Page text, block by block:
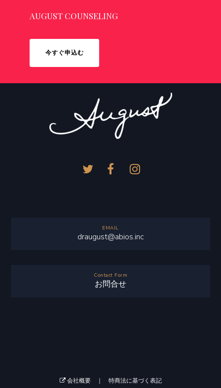
AUGUST COUNSELING
今すぐ申込む
EMAIL
draugust@abios.inc
Contact Form
お問合せ
会社概要 ｜ 特商法に基づく表記